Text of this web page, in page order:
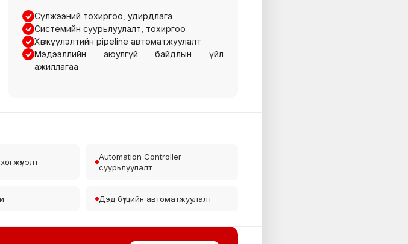
Сүлжээний тохиргоо, удирдлага
Системийн суурьлуулалт, тохиргоо
Хөгжүүлэлтийн pipeline автоматжуулалт
Мэдээллийн аюулгүй байдлын үйл
ажиллагаа
Automation Controller
суурьлуулалт
Дэд бүтцийн автоматжуулалт